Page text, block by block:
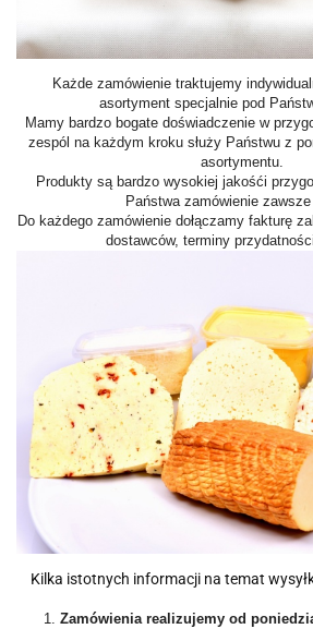
Każde zamówienie traktujemy
asortyment specjalnie pod
Mamy bardzo bogate doświadczenie w
zespól na każdym kroku służy Państwu z
asortymentu.
Produkty są bardzo wysokiej jakośći
Państwa zamówienie zawsze
Do każdego zamówienie dołączamy fakturę
dostawców, terminy
Kilka istotnych informacji na temat
Zamówienia realizujemy od